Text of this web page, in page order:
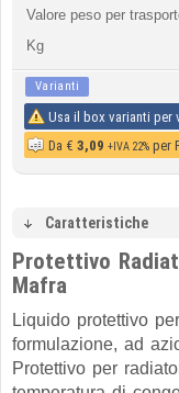
Valore peso per
Kg
Varianti
Usa il box varianti per
Da € 3,09 +IVA 22% per
Caratteristiche
Protettivo
Mafra
Liquido protettivo
formulazione, ad
Protettivo per